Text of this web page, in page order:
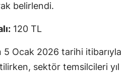
belirlendi.
120 TL
5 Ocak 2026 tarihi itibarıyla
sektör temsilcileri yıl